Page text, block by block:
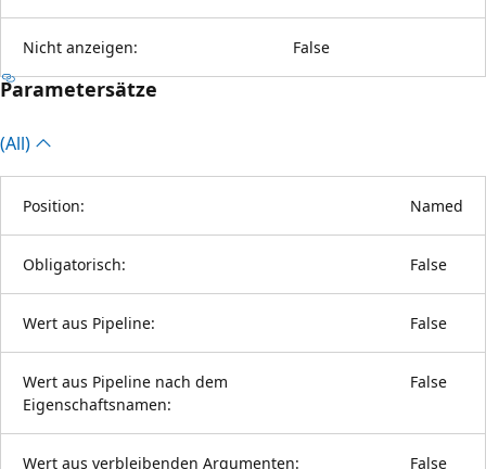
Nicht anzeigen: False
Parametersätze
(All)
Position: Named
Obligatorisch: False
Wert aus Pipeline: False
Wert aus Pipeline nach dem
Eigenschaftsnamen:
False
Wert aus verbleibenden Argumenten: False